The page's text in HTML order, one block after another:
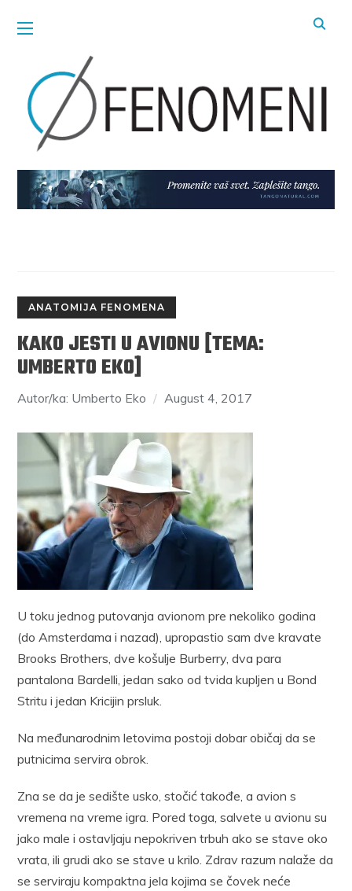
ANATOMIJA FENOMENA
KAKO JESTI U AVIONU [TEMA:
UMBERTO EKO]
Autor/ka: Umberto Eko August 4, 2017
U toku jednog putovanja avionom pre nekoliko godina
(do Amsterdama i nazad), upropastio sam dve kravate
Brooks Brothers, dve košulje Burberry, dva para
pantalona Bardelli, jedan sako od tvida kupljen u Bond
Stritu i jedan Kricijin prsluk.
Na međunarodnim letovima postoji dobar običaj da se
putnicima servira obrok.
Zna se da je sedište usko, stočić takođe, a avion s
vremena na vreme igra. Pored toga, salvete u avionu su
jako male i ostavljaju nepokriven trbuh ako se stave oko
vrata, ili grudi ako se stave u krilo. Zdrav razum nalaže da
se serviraju kompaktna jela kojima se čovek neće